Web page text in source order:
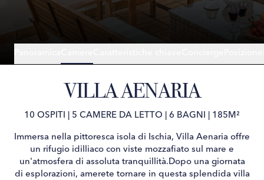
VILLA AENARIA
10 OSPITI 5 CAMERE DA LETTO 6 BAGNI 185M²
Immersa nella pittoresca isola di Ischia, Villa Aenaria offre
un rifugio idilliaco con viste mozzafiato sul mare e
un'atmosfera di assoluta tranquillità.Dopo una giornata
di esplorazioni, amerete tornare in questa splendida villa